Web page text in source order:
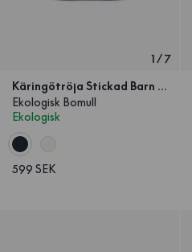
1/7
Käringötröja Stickad Barn Marinblå
Ekologisk Bomull
Ekologisk
599 SEK